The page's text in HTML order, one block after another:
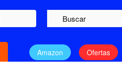
Amazon Ofertas